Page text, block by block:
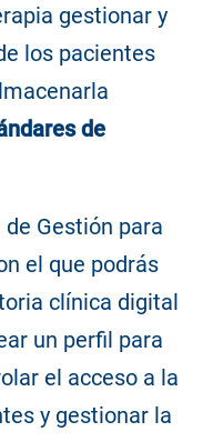
gestionar y
los pacientes
de
Gestión para
el que podrás
clínica digital
un perfil para
el acceso a la
ygestionar la